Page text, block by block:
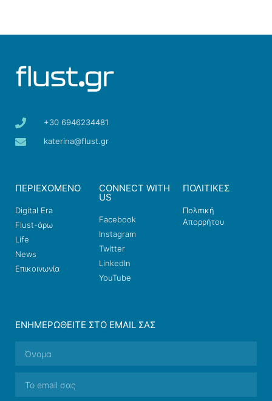
+30 6946234481
katerina@flust.gr
ΠΕΡΙΕΧΟΜΕΝΟ
Digital Era
Flust-άρω
Life
News
Επικοινωνία
CONNECT WITH
US
Facebook
Instagram
Twitter
LinkedIn
YouTube
ΠΟΛΙΤΙΚΕΣ
Πολιτική
Απορρήτου
ΕΝΗΜΕΡΩΘΕΊΤΕ ΣΤΟ EMAIL ΣΑΣ